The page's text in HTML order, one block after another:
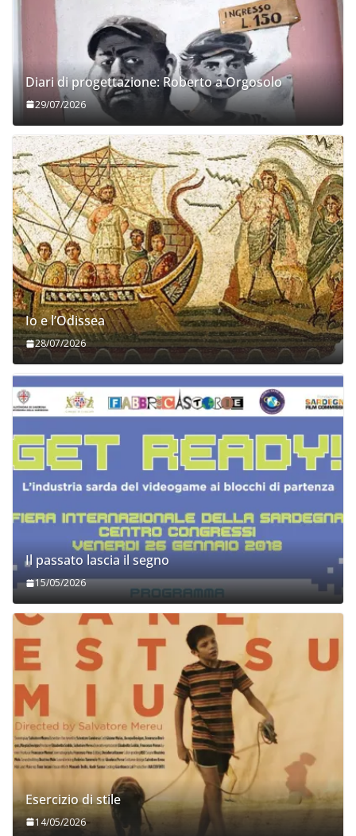
Diari di progettazione: Roberto a Orgosolo
29/07/2026
Io e l’Odissea
28/07/2026
Il passato lascia il segno
15/05/2026
Esercizio di stile
14/05/2026